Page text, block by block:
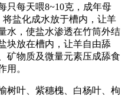
只每天喂8~10克，成年母
盐化成水放于槽内，让羊
水，使盐水渗透在竹筒外结
块放在槽内，让羊自由舔
矿物质及微量元素压成舔食
用。
叶、紫穗槐、白杨叶、枸